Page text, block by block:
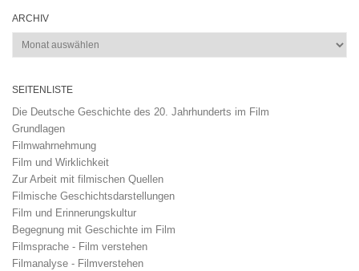
ARCHIV
Archiv
SEITENLISTE
Die Deutsche Geschichte des 20. Jahrhunderts im Film
Grundlagen
Filmwahrnehmung
Film und Wirklichkeit
Zur Arbeit mit filmischen Quellen
Filmische Geschichtsdarstellungen
Film und Erinnerungskultur
Begegnung mit Geschichte im Film
Filmsprache - Film verstehen
Filmanalyse - Filmverstehen